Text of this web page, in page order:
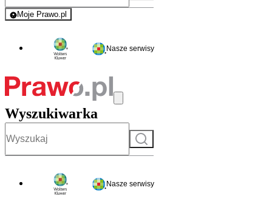
Moje Prawo.pl
- rejestracja i logowanie do serwisu
Nasze serwisy
Wyszukiwarka
Szukaj
Nasze serwisy